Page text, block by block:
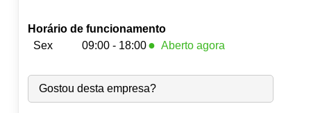
Horário de funcionamento
Sex
09:00 - 18:00 ● Aberto agora
Seg: 09:00-18:00
Ter:
09:00-18:00
Qua:
09:00-18:00
Gostou desta empresa?